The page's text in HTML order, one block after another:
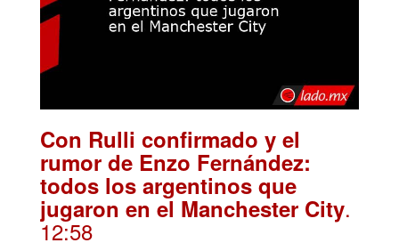
Con Rulli confirmado y el
rumor de Enzo Fernández:
todos los argentinos que
jugaron en el Manchester City.
12:58